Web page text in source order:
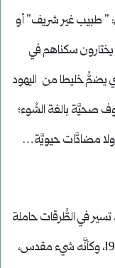
” طبيب غير شريف” أو
ص 25 وهؤلاء عادة يختارون سكناهم في
يضمُّ خليطا من اليهود
صحيَّة بالغة السُّوء؛
ولا مضادَّات حيويَّة…
في الطُّرقات حاملة
سرَّ الليلة الفاصلة بين 20/ 21 كانون الثاني ، 1964، وكأنَّه شيء مقدس،